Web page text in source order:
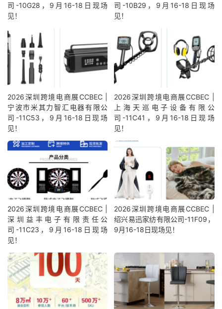
司-10G28，9月16-18日现场
见！
司-10B29，9月16-18日现场
见！
2026深圳跨境电商展CCBEC |
宁波市米其力智汇电器有限公
司-11C53，9月16-18日现场
见！
2026深圳跨境电商展CCBEC |
上海天巡电子设备有限公
司-11C41，9月16-18日现场
见！
2026深圳跨境电商展CCBEC |
深圳益丰电子有限责任公
司-11C23，9月16-18日现场
见！
2026深圳跨境电商展CCBEC |
绍兴易迅家纺有限公司-11F09，
9月16-18日现场见！